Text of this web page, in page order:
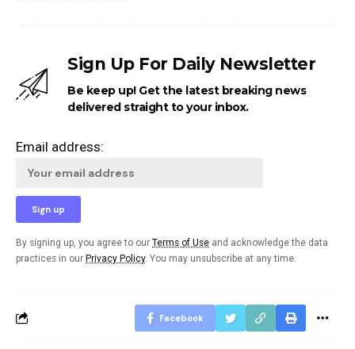
Sign Up For Daily Newsletter
Be keep up! Get the latest breaking news
delivered straight to your inbox.
Email address:
By signing up, you agree to our Terms of Use and acknowledge the data
practices in our Privacy Policy. You may unsubscribe at any time.
Facebook